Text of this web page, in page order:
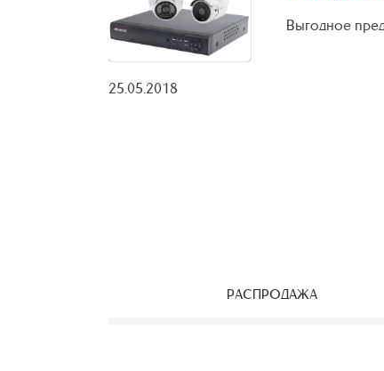
25.05.2018
Выгодное
РАСПРОДАЖА